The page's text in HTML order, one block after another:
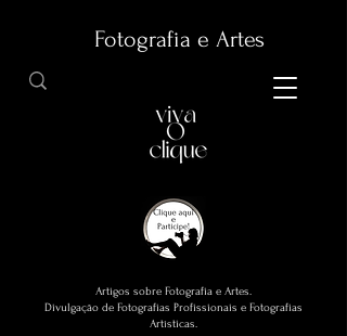
Fotografia e Artes
Artigos sobre Fotografia e Artes.
Divulgação de Fotografias Profissionais e Fotografias
Artísticas.